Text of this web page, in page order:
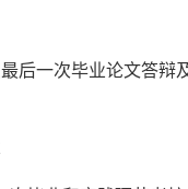
一次毕业论文答辩